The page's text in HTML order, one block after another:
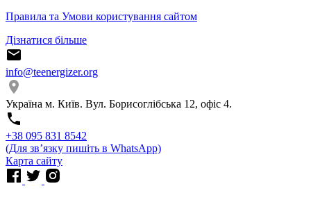
Правила та Умови користування сайтом
Дізнатися більше
info@teenergizer.org
Україна м. Київ. Вул. Борисоглібська 12, офіс 4.
⁨+38 095 831 8542⁩
(Для звʼязку пишіть в WhatsApp)
Карта сайту